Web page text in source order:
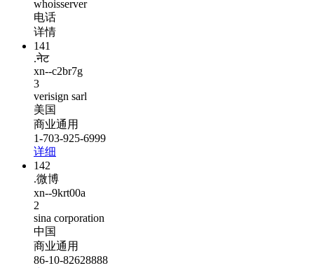
whoisserver
电话
详情
141
.नेट
xn--c2br7g
3
verisign sarl
美国
商业通用
1-703-925-6999
详细
142
.微博
xn--9krt00a
2
sina corporation
中国
商业通用
86-10-82628888